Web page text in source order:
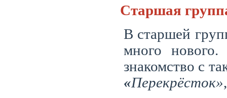
Старшая
В старшей
много
знакомство с
«Перекрёсток»